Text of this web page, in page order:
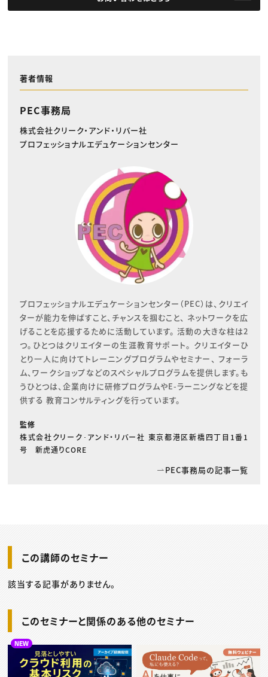
著者情報
PEC事務局
株式会社クリーク・アンド・リバー社
プロフェッショナルエデュケーションセンター
プロフェッショナルエデュケーションセンター（PEC）は、クリエイ
ターが能力を伸ばすこと、チャンスを掴むこと、 ネットワークを広
げることを応援するために活動しています。 活動の大きな柱は2
つ。ひとつはクリエイターの生涯教育サポート。 クリエイターひ
とり一人に向けてトレーニングプログラムやセミナー、 フォーラ
ム、ワークショップなどのスペシャルプログラムを提供します。も
うひとつは、企業向けに研修プログラムやE-ラーニングなどを提
供する 教育コンサルティングを行っています。
監修
株式会社クリーク･アンド・リバー社 東京都港区新橋四丁目1番1
号 新虎通りCORE
PEC事務局の記事一覧
この講師のセミナー
該当する記事がありません。
このセミナーと関係のある他のセミナー
NEW